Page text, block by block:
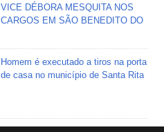
VICE DÉBORA MESQUITA NOS
CARGOS EM SÃO BENEDITO DO
Homem é executado a tiros na porta
de casa no município de Santa Rita